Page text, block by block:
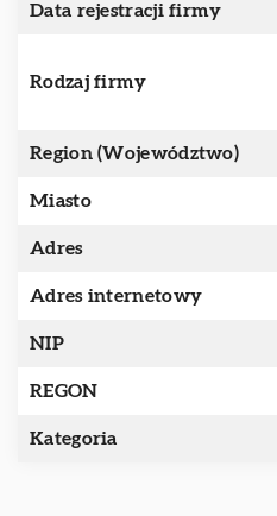
Data rejestracji firmy
Rodzaj firmy
Region (Województwo)
Miasto
Adres
Adres internetowy
NIP
REGON
Kategoria